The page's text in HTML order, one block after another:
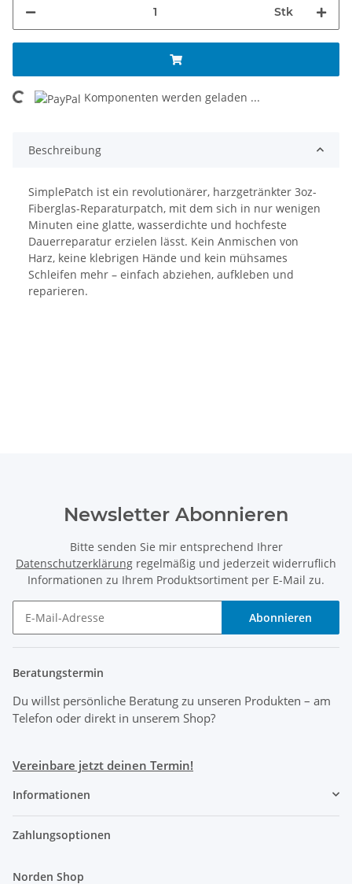
Stk
Loading... Komponenten werden geladen ...
Beschreibung
SimplePatch ist ein revolutionärer, harzgetränkter 3oz-
Fiberglas-Reparaturpatch, mit dem sich in nur wenigen
Minuten eine glatte, wasserdichte und hochfeste
Dauerreparatur erzielen lässt. Kein Anmischen von
Harz, keine klebrigen Hände und kein mühsames
Schleifen mehr – einfach abziehen, aufkleben und
reparieren.
Newsletter Abonnieren
Bitte senden Sie mir entsprechend Ihrer
Datenschutzerklärung regelmäßig und jederzeit widerruflich
Informationen zu Ihrem Produktsortiment per E-Mail zu.
Abonnieren
Beratungstermin
Du willst persönliche Beratung zu unseren Produkten – am
Telefon oder direkt in unserem Shop?
Vereinbare jetzt deinen Termin!
Informationen
Zahlungsoptionen
Norden Shop